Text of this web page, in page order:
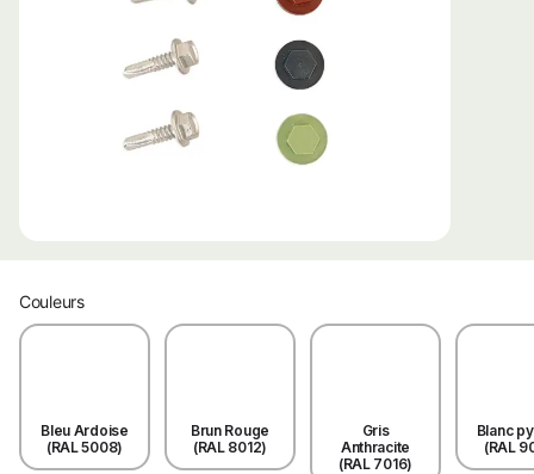
Couleurs
Bleu Ardoise
(RAL 5008)
Brun Rouge
(RAL 8012)
Gris
Anthracite
(RAL 7016)
Blanc
(RAL